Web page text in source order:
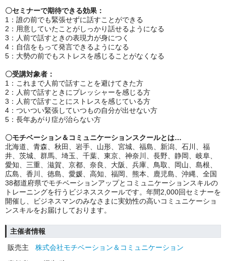
〇セミナーで期待できる効果：
1：誰の前でも緊張せずに話すことができる
2：用意していたことがしっかり話せるようになる
3：人前で話すときの表現力が身につく
4：自信をもって発言できるようになる
5：大勢の前でもストレスを感じることがなくなる
〇受講対象者：
1：これまで人前で話すことを避けてきた方
2：人前で話すときにプレッシャーを感じる方
3：人前で話すことにストレスを感じている方
4：ついつい緊張していつもの自分が出せない方
5：長年あがり症が治らない方
〇モチベーション＆コミュニケーションスクールとは…
北海道、青森、秋田、岩手、山形、宮城、福島、新潟、石川、福
井、茨城、群馬、埼玉、千葉、東京、神奈川、長野、静岡、岐阜、
愛知、三重、滋賀、京都、奈良、大阪、兵庫、鳥取、岡山、島根、
広島、香川、徳島、愛媛、高知、福岡、熊本、鹿児島、沖縄、全国
38都道府県でモチベーションアップとコミュニケーションスキルの
トレーニングを行うビジネススクールです。年間2,000回セミナーを
開催し、ビジネスマンのみなさまに実効性の高いコミュニケーショ
ンスキルをお届けしております。
主催者情報
販売主
株式会社モチベーション＆コミュニケーション